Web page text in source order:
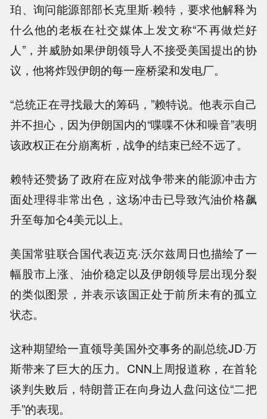
珀、询问能源部部长克里斯·赖特，要求他解释为
什么他的老板在社交媒体上发文称“不再做烂好
人”，并威胁如果伊朗领导人不接受美国提出的协
议，他将炸毁伊朗的每一座桥梁和发电厂。
“总统正在寻找最大的筹码，”赖特说。他表示自己
并不担心，因为伊朗国内的“喋喋不休和噪音”表明
该政权正在分崩离析，战争的结束已经不远了。
赖特还赞扬了政府在应对战争带来的能源冲击方
面处理得非常出色，这场冲击已导致汽油价格飙
升至每加仑4美元以上。
美国常驻联合国代表迈克·沃尔兹周日也描绘了一
幅股市上涨、油价稳定以及伊朗领导层出现分裂
的类似图景，并表示该国正处于前所未有的孤立
状态。
这种期望给一直领导美国外交事务的副总统JD·万
斯带来了巨大的压力。CNN上周报道称，在首轮
谈判失败后，特朗普正在向身边人盘问这位“二把
手”的表现。